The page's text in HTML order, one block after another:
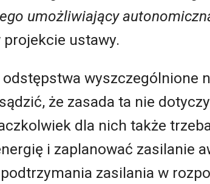
umożliwiający
ustawy.
wyszczególnione
że zasada ta nie
dla nich także
i zaplanować zasilanie
zasilania w